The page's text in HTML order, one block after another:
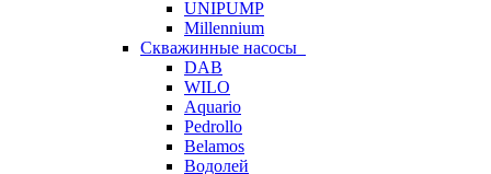
UNIPUMP
Millennium
Скважинные насосы
DAB
WILO
Aquario
Pedrollo
Belamos
Водолей